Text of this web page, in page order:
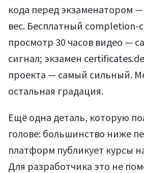
кода перед экзаменатором
вес. Бесплатный completion-
просмотр 30 часов видео —
сигнал; экзамен
проекта — самый сильный.
остальная градация.
Ещё одна деталь, которую
голове: большинство ниже
платформ публикует курсы
Для разработчика это не